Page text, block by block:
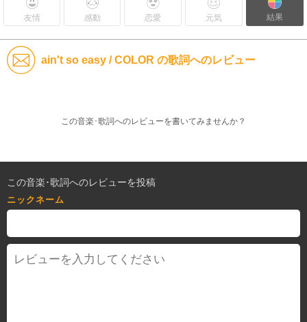
友情 感動 恋愛 元気 結果
ain't so easy / COLOR の歌詞へのレビュー
この音楽･歌詞へのレビューを書いてみませんか？
この音楽･歌詞へのレビューを投稿
ニックネーム